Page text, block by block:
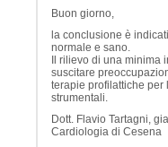
Buon giorno,
la conclusione è
normale e sano.
Il rilievo di una minima
suscitare
terapie profilattiche per
strumentali.
Dott. Flavio Tartagni,
Cardiologia di Cesena